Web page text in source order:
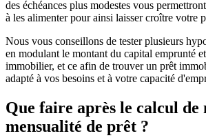
des échéances plus modestes vous
à les alimenter pour ainsi laisser croître votre
Nous vous conseillons de tester plusieurs
en modulant le montant du capital emprunté
immobilier, et ce afin de trouver un prêt
adapté à vos besoins et à votre capacité
Que faire après le calcul de
mensualité de prêt ?